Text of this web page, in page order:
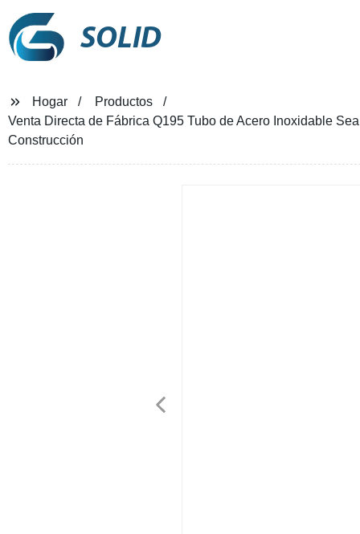
SOLID
Hogar
Productos
Venta Directa de Fábrica Q195 Tubo de Acero Inoxidable
Construcción